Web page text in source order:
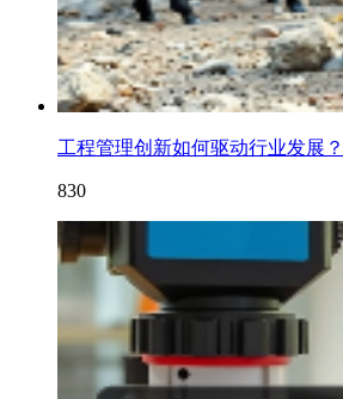
工程管理创新如何驱动行业发展？
830